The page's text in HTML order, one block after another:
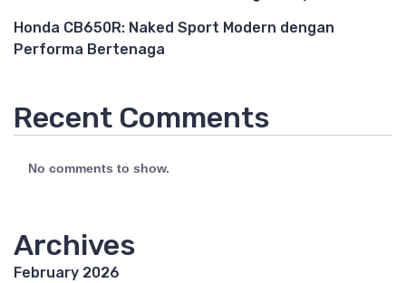
Honda CB650R: Naked Sport Modern dengan
Performa Bertenaga
Recent Comments
No comments to show.
Archives
February 2026